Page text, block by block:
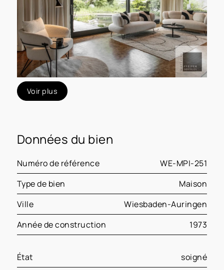
Voir plus
Données du bien
Numéro de référence
WE-MPI-251
Type de bien
Maison
Ville
Wiesbaden-Auringen
Année de construction
1973
État soigné